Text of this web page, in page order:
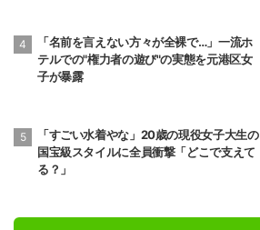
「名前を言えない方々が全裸で…」一流ホ
テルでの"権力者の遊び"の実態を元港区女
子が暴露
「すごい水着やな」20歳の現役女子大生の
国宝級スタイルに全員衝撃「どこで支えて
る？」